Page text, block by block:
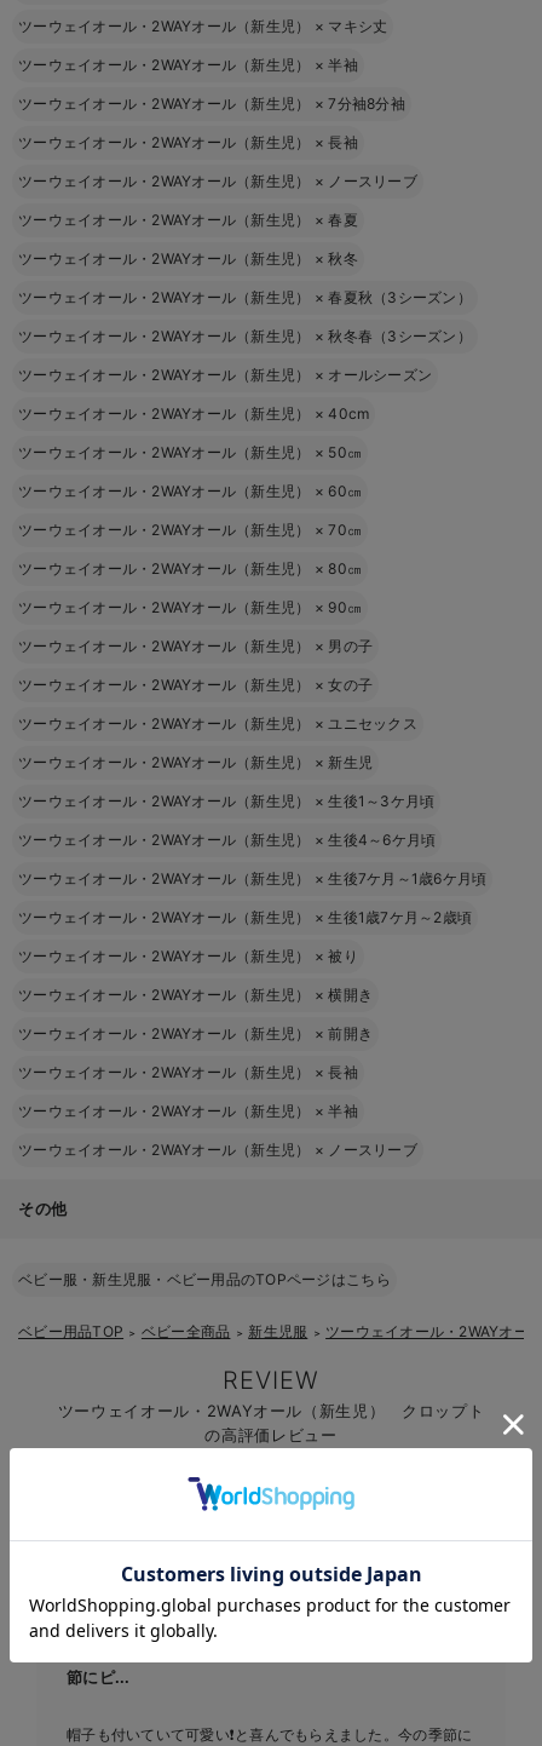
ツーウェイオール・2WAYオール（新生児） × マキシ丈
ツーウェイオール・2WAYオール（新生児） ×半袖
ツーウェイオール・2WAYオール（新生児） ×7分袖8分袖
ツーウェイオール・2WAYオール（新生児） ×長袖
ツーウェイオール・2WAYオール（新生児） × ノースリーブ
ツーウェイオール・2WAYオール（新生児） ×春夏
ツーウェイオール・2WAYオール（新生児） ×秋冬
ツーウェイオール・2WAYオール（新生児） ×春夏秋（3シーズン）
ツーウェイオール・2WAYオール（新生児） ×秋冬春（3シーズン）
ツーウェイオール・2WAYオール（新生児） × オールシーズン
ツーウェイオール・2WAYオール（新生児） ×40cm
ツーウェイオール・2WAYオール（新生児） × 50㎝
ツーウェイオール・2WAYオール（新生児） × 60㎝
ツーウェイオール・2WAYオール（新生児） ×70㎝
ツーウェイオール・2WAYオール（新生児） × 80㎝
ツーウェイオール・2WAYオール（新生児） × 90㎝
ツーウェイオール・2WAYオール（新生児） × 男の子
ツーウェイオール・2WAYオール（新生児） ×女の子
ツーウェイオール・2WAYオール（新生児） ×ユニセックス
ツーウェイオール・2WAYオール（新生児） × 新生児
ツーウェイオール・2WAYオール（新生児） ×生後1～3ケ月頃
ツーウェイオール・2WAYオール（新生児） ×生後4～6ケ月頃
ツーウェイオール・2WAYオール（新生児） ×生後7ケ月～1歳6ケ月頃
ツーウェイオール・2WAYオール（新生児） ×生後1歳7ケ月～2歳頃
ツーウェイオール・2WAYオール（新生児） ×被り
ツーウェイオール・2WAYオール（新生児） ×横開き
ツーウェイオール・2WAYオール（新生児） ×前開き
ツーウェイオール・2WAYオール（新生児） ×長袖
ツーウェイオール・2WAYオール（新生児） ×半袖
ツーウェイオール・2WAYオール（新生児） × ノースリーブ
その他
ベビー服・新生児服・ベビー用品のTOPページはこちら
お気に入り商品を確認する
ベビー用品TOP ＞ ベビー全商品 ＞ 新生児服 ＞ ツーウェイオール・2WAYオー
REVIEW
ツーウェイオール・2WAYオール（新生児） クロップト
の高評価レビュー
37件
節にピ...
帽子も付いていて可愛い❗️と喜んでもらえました。今の季節に